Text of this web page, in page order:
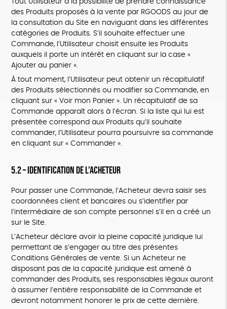
des Produits proposés à la vente par RGOODS au jour de
la consultation du Site en naviguant dans les différentes
catégories de Produits. S’il souhaite effectuer une
Commande, l’Utilisateur choisit ensuite les Produits
auxquels il porte un intérêt en cliquant sur la case «
Ajouter au panier ».
À tout moment, l’Utilisateur peut obtenir un récapitulatif
des Produits sélectionnés ou modifier sa Commande, en
cliquant sur « Voir mon Panier ». Un récapitulatif de sa
Commande apparaît alors à l’écran. Si la liste qui lui est
présentée correspond aux Produits qu’il souhaite
commander, l’Utilisateur pourra poursuivre sa commande
en cliquant sur « Commander ».
5.2 – Identification de l’Acheteur
Pour passer une Commande, l’Acheteur devra saisir ses
coordonnées client et bancaires ou s’identifier par
l’intermédiaire de son compte personnel s’il en a créé un
sur le Site.
L’Acheteur déclare avoir la pleine capacité juridique lui
permettant de s’engager au titre des présentes
Conditions Générales de vente. Si un Acheteur ne
disposant pas de la capacité juridique est amené à
commander des Produits, ses responsables légaux auront
à assumer l’entière responsabilité de la Commande et
devront notamment honorer le prix de cette dernière.